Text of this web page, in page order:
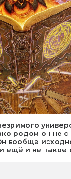
родом он не с
вообще
ещё и не такое